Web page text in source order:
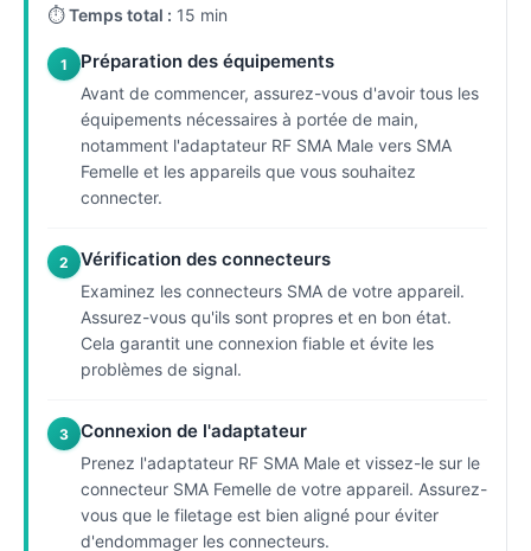
⏱Temps total : 15 min
1 Préparation des équipements
Avant de commencer, assurez-vous d'avoir tous les
équipements nécessaires à portée de main,
notamment l'adaptateur RF SMA Male vers SMA
Femelle et les appareils que vous souhaitez
connecter.
2 Vérification des connecteurs
Examinez les connecteurs SMA de votre appareil.
Assurez-vous qu'ils sont propres et en bon état.
Cela garantit une connexion fiable et évite les
problèmes de signal.
3 Connexion de l'adaptateur
Prenez l'adaptateur RF SMA Male et vissez-le sur le
connecteur SMA Femelle de votre appareil. Assurez-
vous que le filetage est bien aligné pour éviter
d'endommager les connecteurs.